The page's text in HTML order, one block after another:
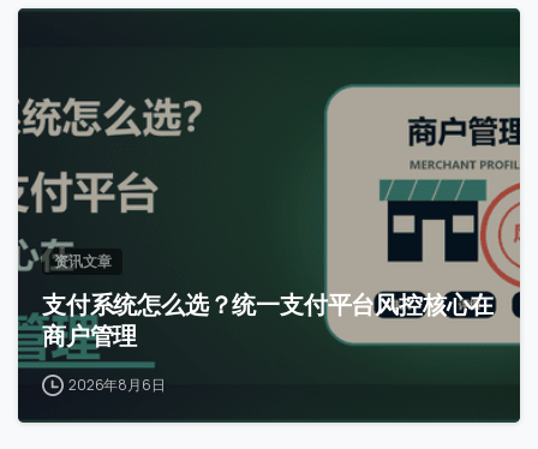
资讯文章
支付系统怎么选？统一支付平台风控核心在
商户管理
2026年8月6日